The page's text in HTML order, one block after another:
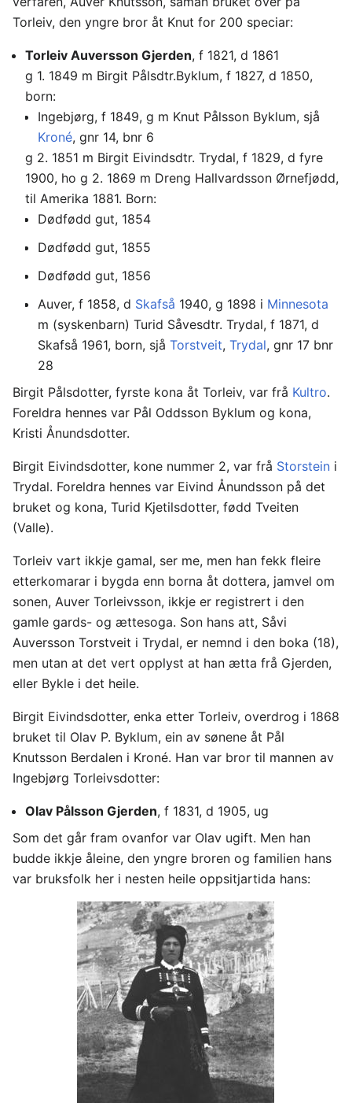
Torleiv, den yngre bror åt Knut for 200 speciar:
Torleiv Auversson Gjerden, f 1821, d 1861
g 1. 1849 m Birgit Pålsdtr.Byklum, f 1827, d 1850,
born:
Ingebjørg, f 1849, g m Knut Pålsson Byklum, sjå
Kroné, gnr 14, bnr 6
g 2. 1851 m Birgit Eivindsdtr. Trydal, f 1829, d fyre
1900, ho g 2. 1869 m Dreng Hallvardsson Ørnefjødd,
til Amerika 1881. Born:
Dødfødd gut, 1854
Dødfødd gut, 1855
Dødfødd gut, 1856
Auver, f 1858, d Skafså 1940, g 1898 i Minnesota
m (syskenbarn) Turid Såvesdtr. Trydal, f 1871, d
Skafså 1961, born, sjå Torstveit, Trydal, gnr 17 bnr
28
Birgit Pålsdotter, fyrste kona åt Torleiv, var frå Kultro.
Foreldra hennes var Pål Oddsson Byklum og kona,
Kristi Ånundsdotter.
Birgit Eivindsdotter, kone nummer 2, var frå Storstein i
Trydal. Foreldra hennes var Eivind Ånundsson på det
bruket og kona, Turid Kjetilsdotter, fødd Tveiten
(Valle).
Torleiv vart ikkje gamal, ser me, men han fekk fleire
etterkomarar i bygda enn borna åt dottera, jamvel om
sonen, Auver Torleivsson, ikkje er registrert i den
gamle gards- og ættesoga. Son hans att, Såvi
Auversson Torstveit i Trydal, er nemnd i den boka (18),
men utan at det vert opplyst at han ætta frå Gjerden,
eller Bykle i det heile.
Birgit Eivindsdotter, enka etter Torleiv, overdrog i 1868
bruket til Olav P. Byklum, ein av sønene åt Pål
Knutsson Berdalen i Kroné. Han var bror til mannen av
Ingebjørg Torleivsdotter:
Olav Pålsson Gjerden, f 1831, d 1905, ug
Som det går fram ovanfor var Olav ugift. Men han
budde ikkje åleine, den yngre broren og familien hans
var bruksfolk her i nesten heile oppsitjartida hans: